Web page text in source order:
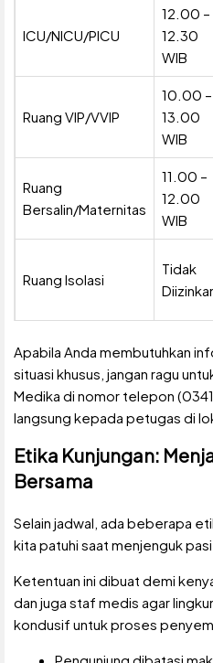
ICU/NICU/PICU
12.00 –
12.30
WIB
Ruang VIP/VVIP
10.00 –
13.00
WIB
Ruang
Bersalin/Maternitas
11.00 –
12.00
WIB
Ruang Isolasi
Tidak
Apabila Anda membutuhkan
situasi khusus, jangan ragu
Medika di nomor telepon
langsung kepada petugas di
Etika Kunjungan:
Bersama
Selain jadwal, ada beberapa
kita patuhi saat menjenguk
Ketentuan ini dibuat demi
dan juga staf medis agar
kondusif untuk proses